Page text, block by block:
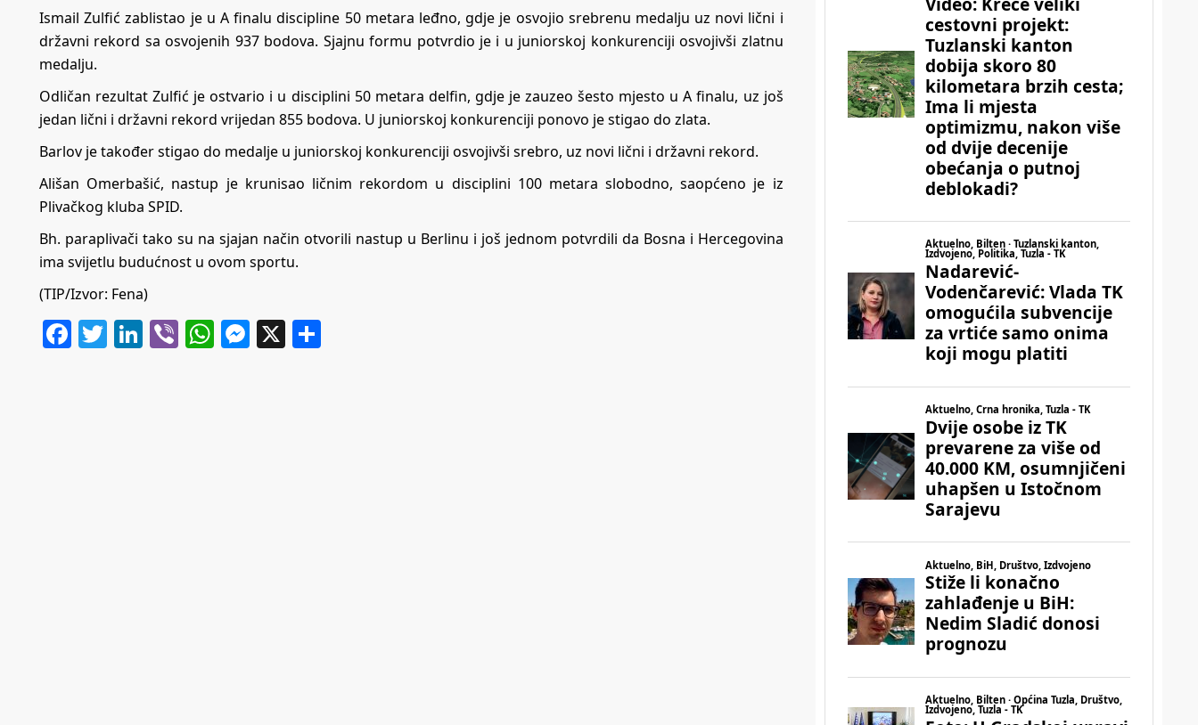
Ismail Zulfić zablistao je u A finalu discipline 50 metara leđno, gdje je osvojio srebrenu medalju uz novi lični i
državni rekord sa osvojenih 937 bodova. Sjajnu formu potvrdio je i u juniorskoj konkurenciji osvojivši zlatnu
medalju.
Odličan rezultat Zulfić je ostvario i u disciplini 50 metara delfin, gdje je zauzeo šesto mjesto u A finalu, uz još
jedan lični i državni rekord vrijedan 855 bodova. U juniorskoj konkurenciji ponovo je stigao do zlata.
Barlov je također stigao do medalje u juniorskoj konkurenciji osvojivši srebro, uz novi lični i državni rekord.
Ališan Omerbašić, nastup je krunisao ličnim rekordom u disciplini 100 metara slobodno, saopćeno je iz
Plivačkog kluba SPID.
Bh. paraplivači tako su na sjajan način otvorili nastup u Berlinu i još jednom potvrdili da Bosna i Hercegovina
ima svijetlu budućnost u ovom sportu.
(TIP/Izvor: Fena)
Facebook
Twitter
LinkedIn
ViberWhatsApp
Messenger
X